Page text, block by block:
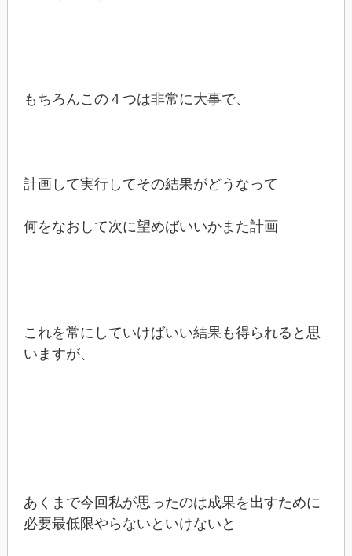
もちろんこの４つは非常に大事で、
計画して実行してその結果がどうなって
何をなおして次に望めばいいかまた計画
これを常にしていけばいい結果も得られると思
いますが、
あくまで今回私が思ったのは成果を出すために
必要最低限やらないといけないと